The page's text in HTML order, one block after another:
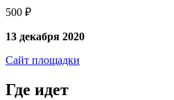
500 ₽
13 декабря 2020
Сайт площадки
Где идет